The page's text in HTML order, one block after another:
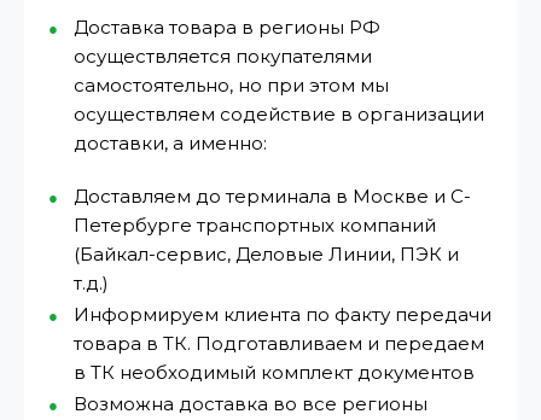
Доставка товара в регионы РФ
осуществляется покупателями
самостоятельно, но при этом мы
осуществляем содействие в организации
доставки, а именно:
Доставляем до терминала в Москве и С-
Петербурге транспортных компаний
(Байкал-сервис, Деловые Линии, ПЭК и
т.д.)
Информируем клиента по факту передачи
товара в ТК. Подготавливаем и передаем
в ТК необходимый комплект документов
Возможна доставка во все регионы